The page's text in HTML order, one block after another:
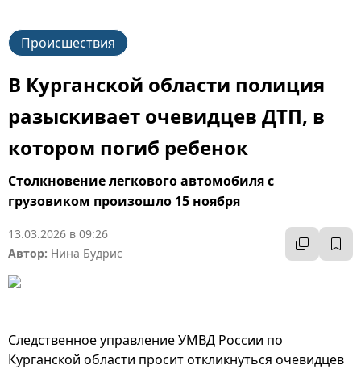
Происшествия
В Курганской области полиция
разыскивает очевидцев ДТП, в
котором погиб ребенок
Столкновение легкового автомобиля с
грузовиком произошло 15 ноября
13.03.2026 в 09:26
Автор: Нина Будрис
Следственное управление УМВД России по
Курганской области просит откликнуться очевидцев